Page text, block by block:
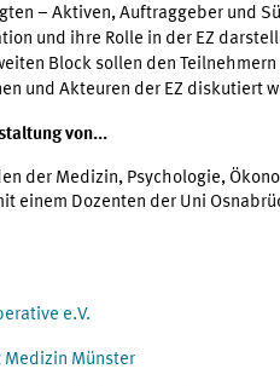
– Aktiven, Auftraggeber und
und ihre Rolle in der EZ
Block sollen den
und Akteuren der EZ diskutiert
von...
der Medizin, Psychologie,
einem Dozenten der Uni
e.V.
Medizin Münster